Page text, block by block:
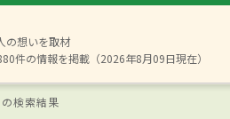
の想いを取材
件の情報を掲載（2026年8月09日現在）
検索結果